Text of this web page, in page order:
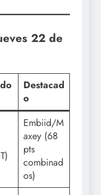
22 de
Destacad
o
Embiid/M
axey (68
pts
combinad
os)